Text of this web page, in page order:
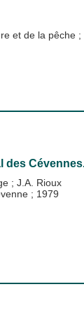
et de la pêche ;
; J.A. Rioux
; 1979